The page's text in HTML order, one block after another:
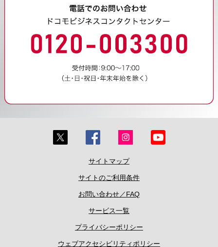
サイトマップ
サイトのご利用条件
お問い合わせ／FAQ
サービス一覧
プライバシーポリシー
ウェブアクセシビリティポリシー